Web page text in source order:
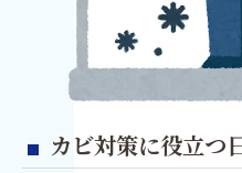
カビ対策に役立つ